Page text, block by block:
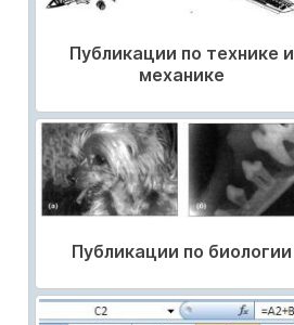
Публикации по технике и
механике
Публикации по биологии